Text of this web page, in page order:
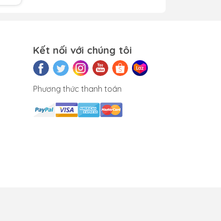
Kết nối với chúng tôi
Phương thức thanh toán